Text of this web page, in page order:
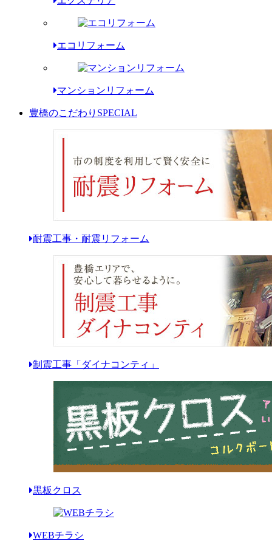
エコリフォーム
マンションリフォーム
豊橋のこだわり SPECIAL
耐震工事・耐震リフォーム
制震工事「ダイナコンティ」
黒板クロス
WEBチラシ